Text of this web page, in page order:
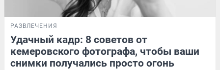
РАЗВЛЕЧЕНИЯ
Удачный кадр: 8 советов от
кемеровского фотографа, чтобы ваши
снимки получались просто огонь